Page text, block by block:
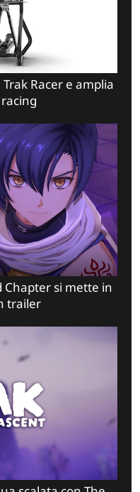
Racer e amplia
Chapter si mette in
trailer